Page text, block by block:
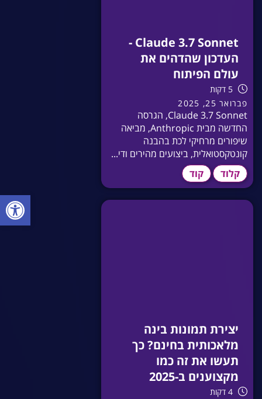
Claude 3.7 Sonnet -
העדכון שהדהים את
עולם הפיתוח
5 דקות
פברואר 25, 2025
Claude 3.7 Sonnet, הגרסה
החדשה מבית Anthropic, מביאה
שיפורים מרחיקי לכת בהבנה
קונטקסטואלית, ביצועים מהירים ודי...
קלוד
קוד
יצירת תמונות בינה
מלאכותית בחינם? כך
תעשו את זה כמו
מקצוענים ב-2025
4 דקות
פתח